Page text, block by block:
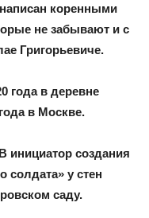
коренными
не забывают и с
Григорьевиче.
года в деревне
в Москве.
создания
солдата» у стен
саду.